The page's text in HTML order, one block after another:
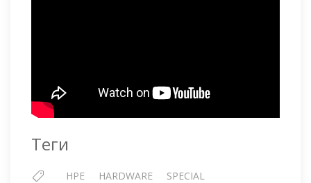
Теги
HPE HARDWARE SPECIAL